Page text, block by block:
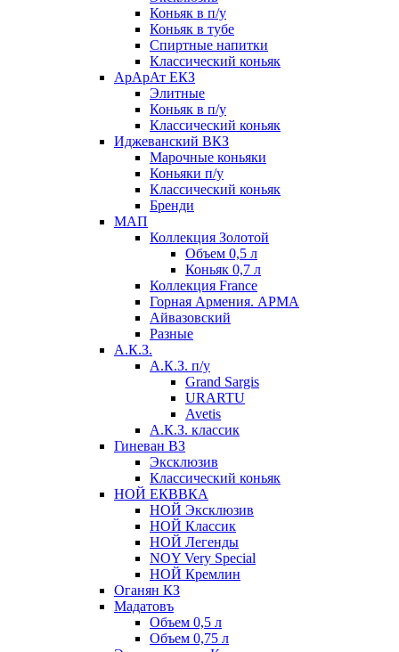
Коньяк в п/у
Коньяк в тубе
Спиртные напитки
Классический коньяк
АрАрАт ЕКЗ
Элитные
Коньяк в п/у
Классический коньяк
Иджеванский ВКЗ
Марочные коньяки
Коньяки п/у
Классический коньяк
Бренди
МАП
Коллекция Золотой
Объем 0,5 л
Коньяк 0,7 л
Коллекция France
Горная Армения. АРМА
Айвазовский
Разные
А.К.З.
А.К.З. п/у
Grand Sargis
URARTU
Avetis
А.К.З. классик
Гиневан ВЗ
Эксклюзив
Классический коньяк
НОЙ ЕКВВКА
НОЙ Эксклюзив
НОЙ Классик
НОЙ Легенды
NOY Very Speсial
НОЙ Кремлин
Оганян КЗ
Мадатовъ
Объем 0,5 л
Объем 0,75 л